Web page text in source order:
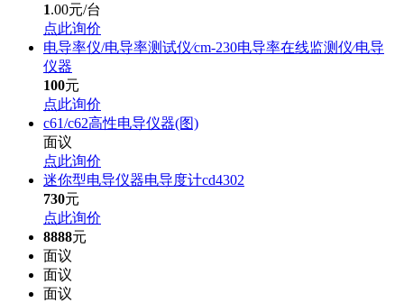
1.00元/台
点此询价
电导率仪/电导率测试仪∕cm-230电导率在线监测仪∕电导
仪器
100元
点此询价
c61/c62高性电导仪器(图)
面议
点此询价
迷你型电导仪器电导度计cd4302
730元
点此询价
8888元
面议
面议
面议